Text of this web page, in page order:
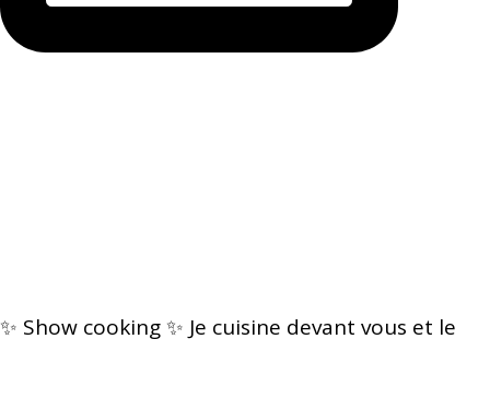
✨ Show cooking ✨ Je cuisine devant vous et le